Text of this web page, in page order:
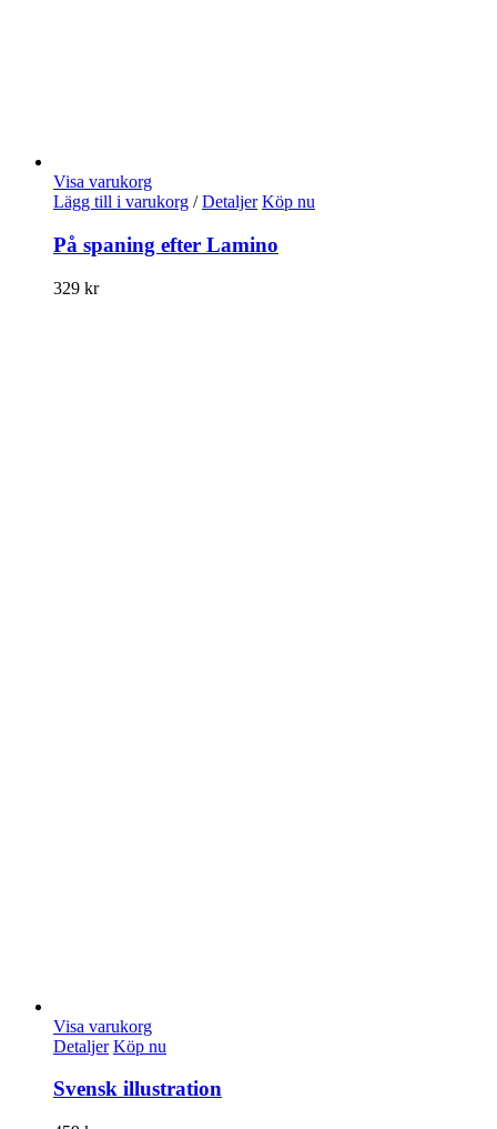
Visa varukorg
Lägg till i varukorg / Detaljer Köp nu
På spaning efter Lamino
329 kr
Visa varukorg
Detaljer Köp nu
Svensk illustration